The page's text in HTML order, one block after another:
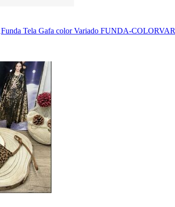
Funda Tela Gafa color Variado FUNDA-COLORVAR